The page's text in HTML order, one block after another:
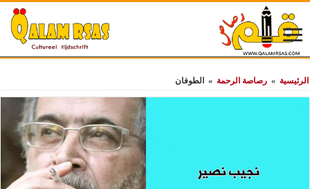
الرئيسية » رصاصة الرحمة » الطوفان